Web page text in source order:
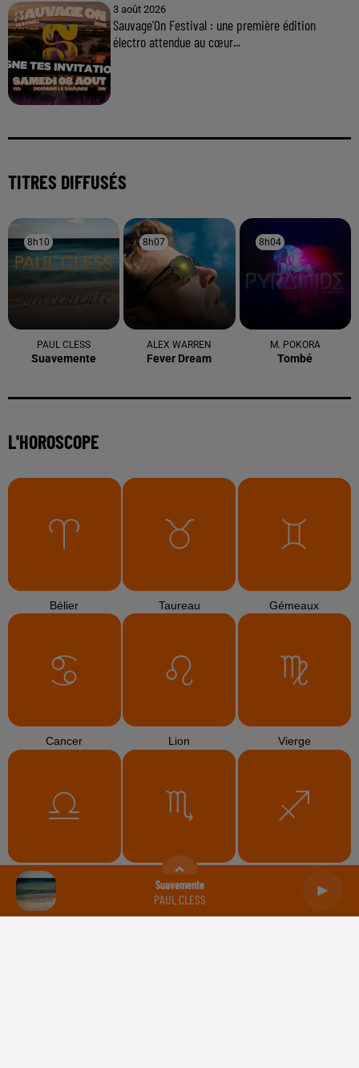
Suavemente
PAUL CLESS
3 août 2026
Sauvage'On Festival : une première édition
électro attendue au cœur...
TITRES DIFFUSÉS
8h10
8h10
PAUL CLESS
Suavemente
8h07
8h07
ALEX WARREN
Fever Dream
8h04
8h04
M. POKORA
Tombé
L'HOROSCOPE
Bélier Taureau Gémeaux
Cancer Lion Vierge
Balance Scorpion